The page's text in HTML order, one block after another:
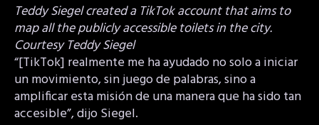
Teddy Siegel created a TikTok account that aims to
map all the publicly accessible toilets in the city.
Courtesy Teddy Siegel
“[TikTok] realmente me ha ayudado no solo a iniciar
un movimiento, sin juego de palabras, sino a
amplificar esta misión de una manera que ha sido tan
accesible”, dijo Siegel.